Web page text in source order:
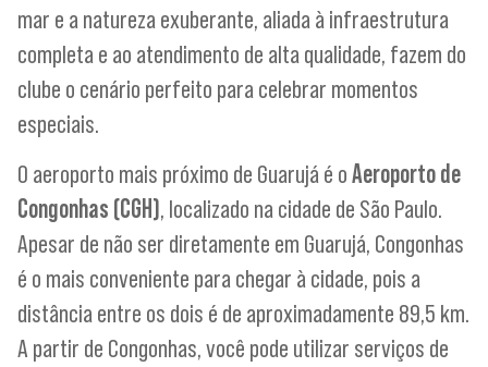
mar e a natureza exuberante, aliada à infraestrutura
completa e ao atendimento de alta qualidade, fazem do
clube o cenário perfeito para celebrar momentos
especiais.
O aeroporto mais próximo de Guarujá é oAeroporto de
Congonhas (CGH), localizado na cidade de São Paulo.
Apesar de não ser diretamente em Guarujá, Congonhas
é o mais conveniente para chegar à cidade, pois a
distância entre os dois é de aproximadamente 89,5 km.
A partir de Congonhas, você pode utilizar serviços de